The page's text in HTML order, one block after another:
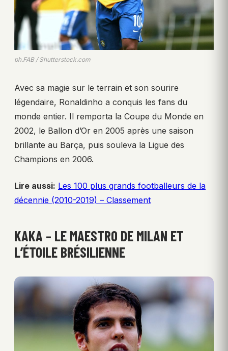
ph.FAB / Shutterstock.com
Avec sa magie sur le terrain et son sourire
légendaire, Ronaldinho a conquis les fans du
monde entier. Il remporta la Coupe du Monde en
2002, le Ballon d’Or en 2005 après une saison
brillante au Barça, puis souleva la Ligue des
Champions en 2006.
Lire aussi: Les 100 plus grands footballeurs de la
décennie (2010-2019) – Classement
KAKA – LE MAESTRO DE MILAN ET
L’ÉTOILE BRÉSILIENNE